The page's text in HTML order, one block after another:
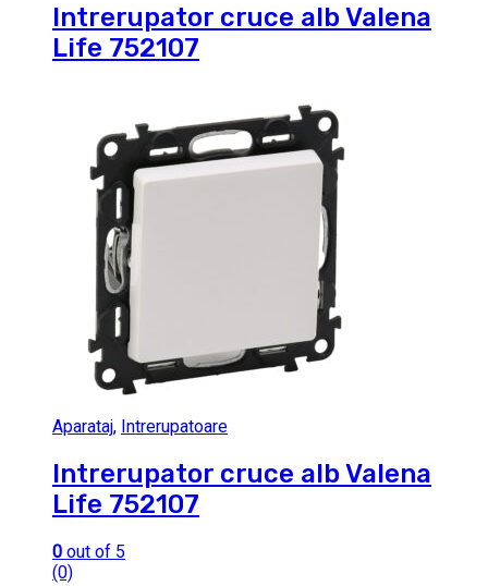
Intrerupator cruce alb Valena
Life 752107
Aparataj, Intrerupatoare
Intrerupator cruce alb Valena
Life 752107
0 out of 5
(0)